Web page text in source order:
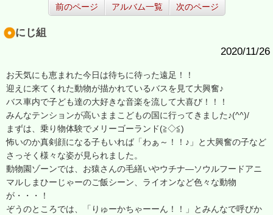
前のページ アルバム一覧 次のページ
にじ組
2020/11/26
お天気にも恵まれた今日は待ちに待った遠足！！
迎えに来てくれた動物が描かれているバスを見て大興奮♪
バス車内で子ども達の大好きな音楽を流して大喜び！！！
みんなテンションが高いままこどもの国に行ってきました♪(^^)/
まずは、乗り物体験でメリーゴーランド(≧◇≦)
怖いのか真剣顔になる子もいれば「わぁ～！！♪」と大興奮の子など
さっそく様々な姿が見られました。
動物園ゾーンでは、お猿さんの毛繕いやウチナ―ソウルフードアニ
マルしまひーじゃーのご飯シーン、ライオンなど色々な動物
が・・・！
ぞうのところでは、「りゅーかちゃーーん！！」とみんなで呼びか